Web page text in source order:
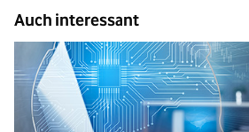
Auch interessant